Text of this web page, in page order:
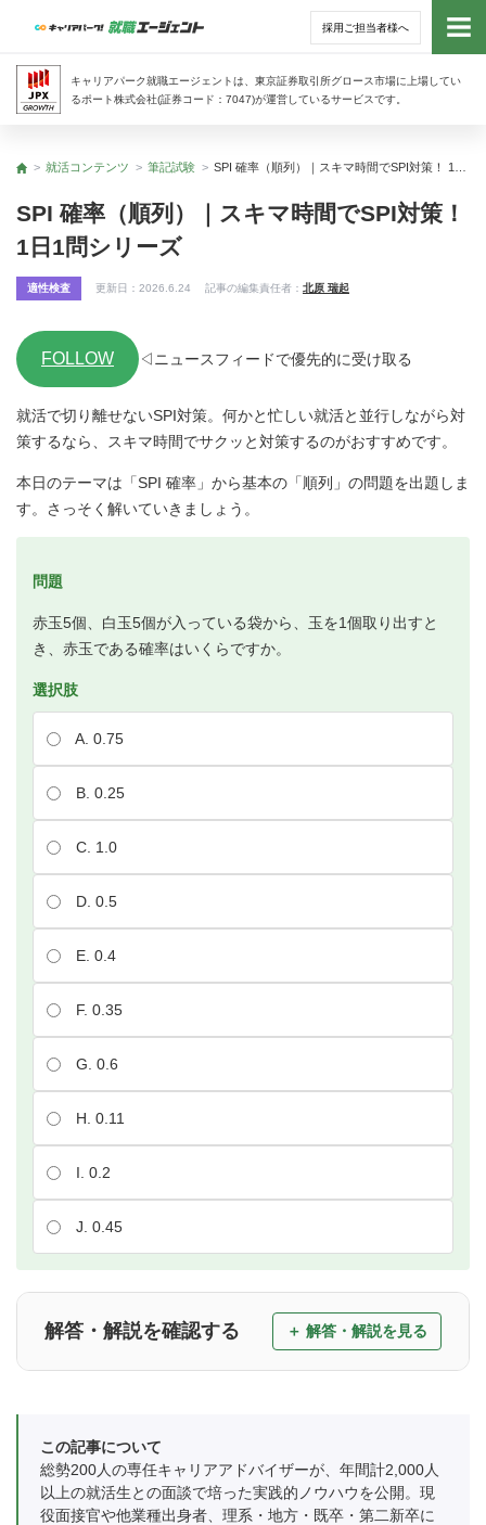
採用ご担当者様へ
キャリアパーク就職エージェントは、東京証券取引所グロース市場に上場してい
るポート株式会社(証券コード：7047)が運営しているサービスです。
トッ
無料
トップ
就活コンテンツ 筆記試験
SPI 確率（順列）｜スキマ時間でSPI対策！
1日1問シリーズ
適性検査 更新日： 2026.6.24 記事の編集責任者： 北原 瑞起
FOLLOW ◁ニュースフィードで優先的に受け取る
就活で切り離せないSPI対策。何かと忙しい就活と並行しながら対
策するなら、スキマ時間でサクッと対策するのがおすすめです。
本日のテーマは「SPI 確率」から基本の「順列」の問題を出題しま
す。さっそく解いていきましょう。
問題
赤玉5個、白玉5個が入っている袋から、玉を1個取り出すと
き、赤玉である確率はいくらですか。
選択肢
A. 0.75
B. 0.25
C. 1.0
D. 0.5
E. 0.4
F. 0.35
G. 0.6
H. 0.11
I. 0.2
J. 0.45
解答・解説を確認する
この記事について
総勢200人の専任キャリアアドバイザーが、年間計2,000人
以上の就活生との面談で培った実践的ノウハウを公開。現
役面接官や他業種出身者、理系・地方・既卒・第二新卒に